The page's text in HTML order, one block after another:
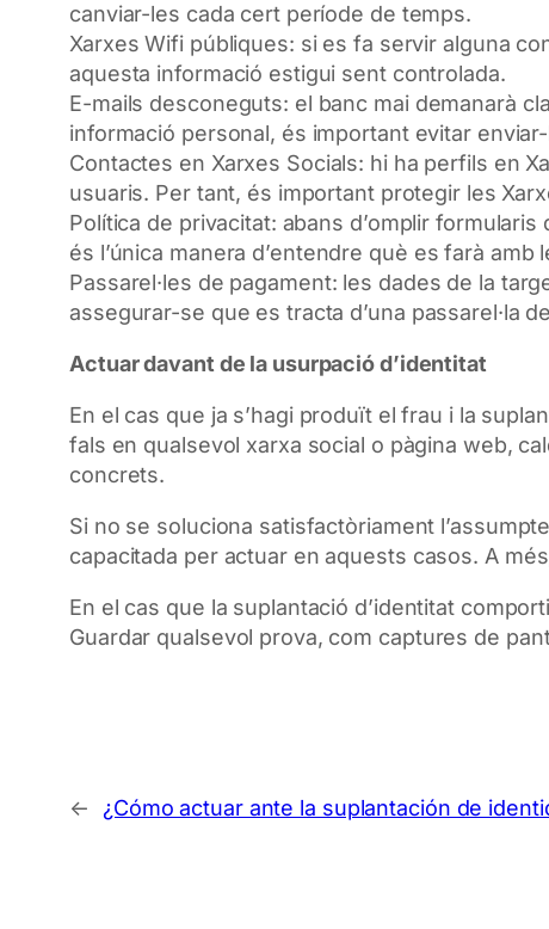
canviar-les cada cert període de temps.
Xarxes Wifi públiques: si es fa servir alguna
aquesta informació estigui sent controlada.
E-mails desconeguts: el banc mai demanarà
informació personal, és important evitar
Contactes en Xarxes Socials: hi ha perfils en
usuaris. Per tant, és important protegir les
Política de privacitat: abans d’omplir
és l’única manera d’entendre què es farà amb
Passarel·les de pagament: les dades de la
assegurar-se que es tracta d’una passarel·la
Actuar davant de la usurpació d’identitat
En el cas que ja s’hagi produït el frau i la
fals en qualsevol xarxa social o pàgina web,
concrets.
Si no se soluciona satisfactòriament
capacitada per actuar en aquests casos. A
En el cas que la suplantació d’identitat
Guardar qualsevol prova, com captures de
← ¿Cómo actuar ante la suplantación de